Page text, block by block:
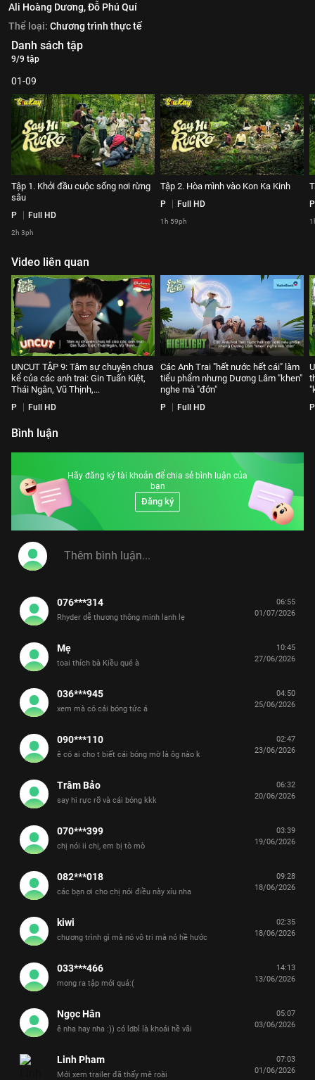
Ali Hoàng Dương,Đỗ Phú Quí
Thể loại: Chương trình thực tế
Danh sách tập
9/9 tập
01-09
Tập 1. Khởi đầu cuộc sống nơi rừng
sâu
P Full HD
2h 3ph
Tập 2. Hòa mình vào Kon Ka Kinh
P Full HD
1h 59ph
P
Video liên quan
UNCUT TẬP 9: Tâm sự chuyện chưa
kể của các anh trai: Gin Tuấn Kiệt,
Thái Ngân, Vũ Thịnh,...
P Full HD
Các Anh Trai "hết nước hết cái" làm
tiểu phẩm nhưng Dương Lâm "khen"
nghe mà "đớn"
P Full HD P
Bình luận
Hãy đăng ký tài khoản để chia sẻ bình luận của
bạn
Đăng ký
076***314
Rhyder dễ thương thông minh lanh lẹ
06:55
01/07/2026
Mẹ
toai thích bà Kiều qué à
10:45
27/06/2026
036***945
xem mà có cái bóng tức á
04:50
25/06/2026
090***110
ê có ai cho t biết cái bóng mờ là ôg nào k
02:47
23/06/2026
Trâm Bảo
say hi rực rỡ và cái bóng kkk
06:32
20/06/2026
070***399
chị nói ii chị, em bị tò mò
03:39
19/06/2026
082***018
các bạn ơi cho chị nói điều này xíu nha
09:28
18/06/2026
kiwi
chương trình gì mà nó vô tri mà nó hề hước
02:35
18/06/2026
033***466
mong ra tập mới quá:(
14:13
13/06/2026
Ngọc Hân
ê nha hay nha :)) có ldbl là khoái hề vãi
05:07
03/06/2026
Linh Pham
Mới xem trailer đã thấy mê roài
07:03
01/06/2026